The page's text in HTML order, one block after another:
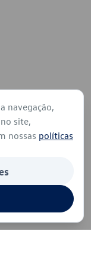
navegação,
site,
nossas políticas